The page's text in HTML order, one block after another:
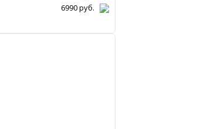
6990руб.